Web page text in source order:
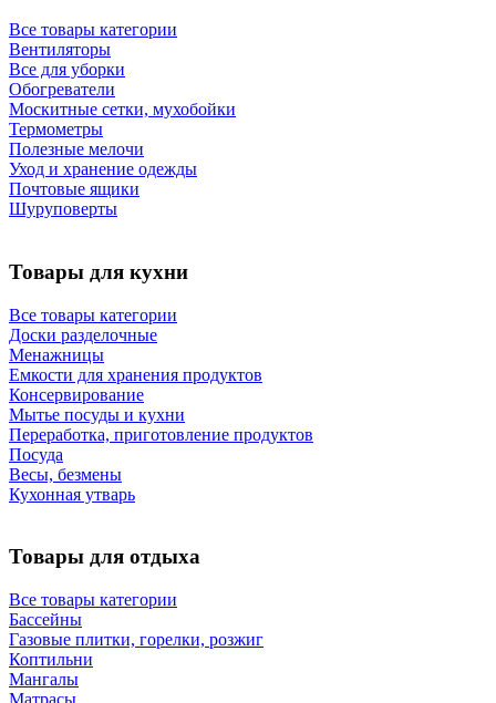
Все товары категории
Вентиляторы
Все для уборки
Обогреватели
Москитные сетки, мухобойки
Термометры
Полезные мелочи
Уход и хранение одежды
Почтовые ящики
Шуруповерты
Товары для кухни
Все товары категории
Доски разделочные
Менажницы
Емкости для хранения продуктов
Консервирование
Мытье посуды и кухни
Переработка, приготовление продуктов
Посуда
Весы, безмены
Кухонная утварь
Товары для отдыха
Все товары категории
Бассейны
Газовые плитки, горелки, розжиг
Коптильни
Мангалы
Матрасы